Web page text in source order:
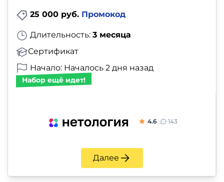
25 000 руб. Промокод
Длительность: 3 месяца
Сертификат
Начало: Началось 2 дня назад
Набор ещё идет!
4.6 143
Далее